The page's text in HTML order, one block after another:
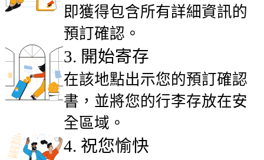
即獲得包含所有詳細資訊的
預訂確認。
3. 開始寄存
在該地點出示您的預訂確認
書，並將您的行李存放在安
全區域。
4. 祝您愉快